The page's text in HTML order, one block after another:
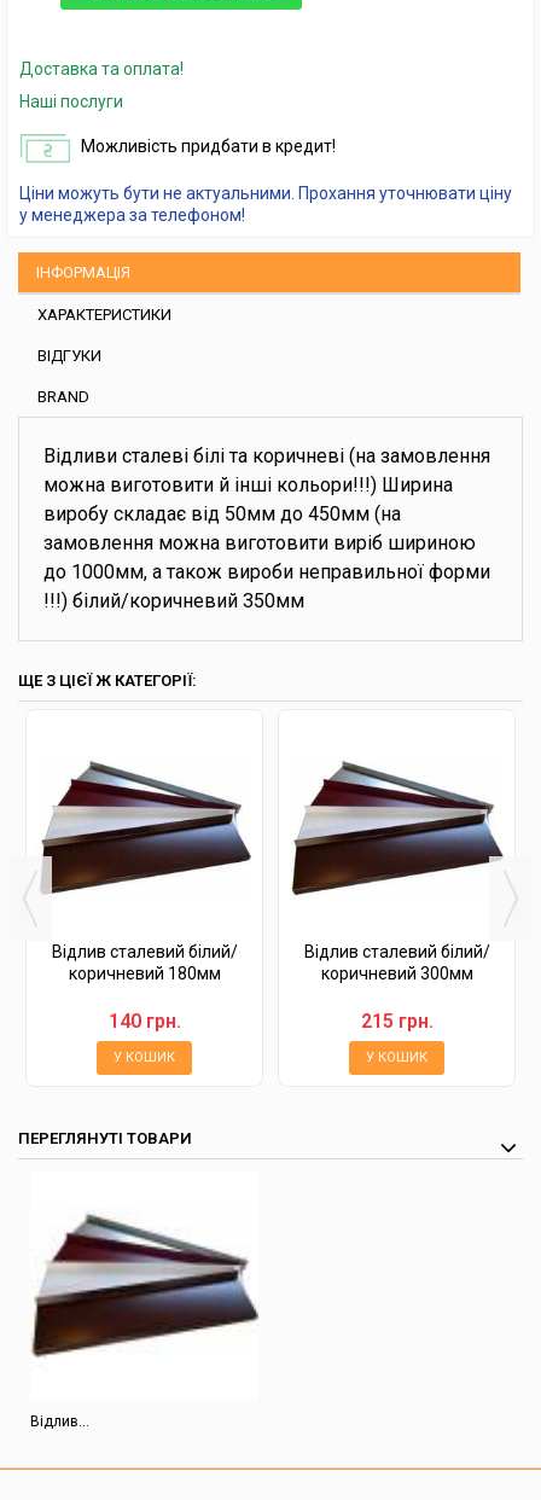
Доставка та оплата!
Наші послуги
Можливість придбати в кредит!
Ціни можуть бути не актуальними. Прохання уточнювати ціну
у менеджера за телефоном!
ІНФОРМАЦІЯ
ХАРАКТЕРИСТИКИ
ВІДГУКИ
BRAND
Відливи сталеві білі та коричневі (на замовлення
можна виготовити й інші кольори!!!) Ширина
виробу складає від 50мм до 450мм (на
замовлення можна виготовити виріб шириною
до 1000мм, а також вироби неправильної форми
!!!) білий/коричневий 350мм
ЩЕ З ЦІЄЇ Ж КАТЕГОРІЇ:
Відлив сталевий білий/
коричневий 180мм
140 грн.
У КОШИК
Відлив сталевий білий/
коричневий 300мм
215 грн.
У КОШИК
ПЕРЕГЛЯНУТІ ТОВАРИ
Відлив...